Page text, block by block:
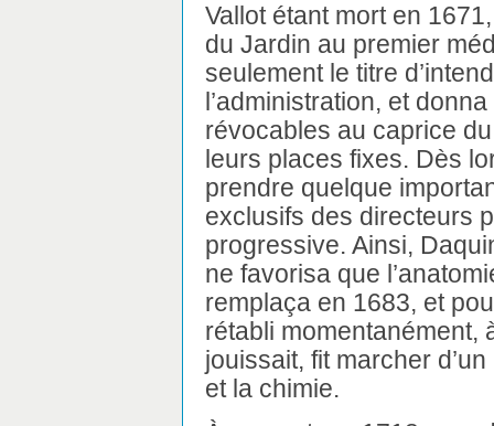
Vallot étant mort en
du Jardin au premier
seulement le titre
l’administration, et
révocables au caprice
leurs places fixes. Dès
prendre quelque
exclusifs des directeurs
progressive. Ainsi,
ne favorisa que
remplaça en 1683, et
rétabli momentanément,
jouissait, fit marcher
et la chimie.